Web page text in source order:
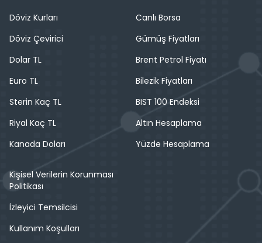
Döviz Kurları
Döviz Çevirici
Dolar TL
Euro TL
Sterin Kaç TL
Riyal Kaç TL
Kanada Doları
Canlı Borsa
Gümüş Fiyatları
Brent Petrol Fiyatı
Bilezik Fiyatları
BIST 100 Endeksi
Altın Hesaplama
Yüzde Hesaplama
Kişisel Verilerin Korunması
Politikası
İzleyici Temsilcisi
Kullanım Koşulları